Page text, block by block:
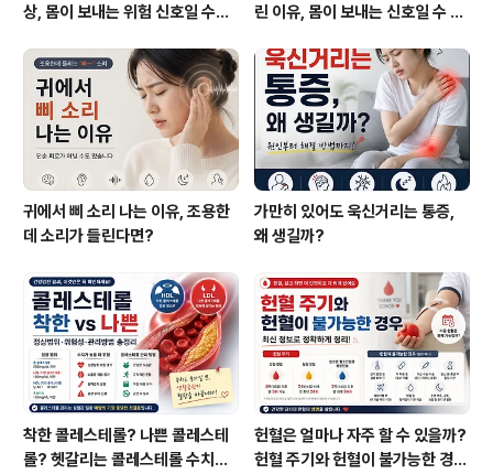
상, 몸이 보내는 위험 신호일 수도
린 이유, 몸이 보내는 신호일 수 있
귀에서 삐 소리 나는 이유, 조용한
데 소리가 들린다면?
가만히 있어도 욱신거리는 통증,
왜 생길까?
착한 콜레스테롤? 나쁜 콜레스테
롤? 헷갈리는 콜레스테롤 수치와
헌혈은 얼마나 자주 할 수 있을까?
헌혈 주기와 헌혈이 불가능한 경우